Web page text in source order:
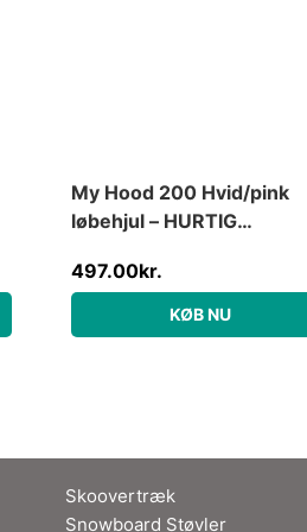
My Hood 200 Hvid/pink
løbehjul – HURTIG
voksne
497.00kr.
KØB NU
Skoovertræk
Snowboard Støvler